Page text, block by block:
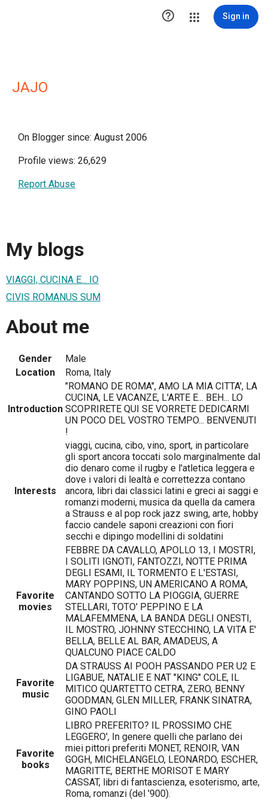
 Sign in
JAJO
On Blogger since: August 2006
Profile views: 26,629
Report Abuse
My blogs
VIAGGI, CUCINA E... IO
CIVIS ROMANUS SUM
About me
Gender
Male
Location
Roma, Italy
Introduction
"ROMANO DE ROMA", AMO LA MIA CITTA', LA
CUCINA, LE VACANZE, L'ARTE E... BEH... LO
SCOPRIRETE QUI SE VORRETE DEDICARMI
UN POCO DEL VOSTRO TEMPO... BENVENUTI
!
Interests
viaggi, cucina, cibo, vino, sport, in particolare
gli sport ancora toccati solo marginalmente dal
dio denaro come il rugby e l'atletica leggera e
dove i valori di lealtà e correttezza contano
ancora, libri dai classici latini e greci ai saggi e
romanzi moderni, musica da quella da camera
a Strauss e al pop rock jazz swing, arte, hobby
faccio candele saponi creazioni con fiori
secchi e dipingo modellini di soldatini
Favorite
movies
FEBBRE DA CAVALLO, APOLLO 13, I MOSTRI,
I SOLITI IGNOTI, FANTOZZI, NOTTE PRIMA
DEGLI ESAMI, IL TORMENTO E L'ESTASI,
MARY POPPINS, UN AMERICANO A ROMA,
CANTANDO SOTTO LA PIOGGIA, GUERRE
STELLARI, TOTO' PEPPINO E LA
MALAFEMMENA, LA BANDA DEGLI ONESTI,
IL MOSTRO, JOHNNY STECCHINO, LA VITA E'
BELLA, BELLE AL BAR, AMADEUS, A
QUALCUNO PIACE CALDO
Favorite
music
DA STRAUSS AI POOH PASSANDO PER U2 E
LIGABUE, NATALIE E NAT "KING" COLE, IL
MITICO QUARTETTO CETRA, ZERO, BENNY
GOODMAN, GLEN MILLER, FRANK SINATRA,
GINO PAOLI
Favorite
books
LIBRO PREFERITO? IL PROSSIMO CHE
LEGGERO', In genere quelli che parlano dei
miei pittori preferiti MONET, RENOIR, VAN
GOGH, MICHELANGELO, LEONARDO, ESCHER,
MAGRITTE, BERTHE MORISOT E MARY
CASSAT, libri di fantascienza, esoterismo, arte,
Roma, romanzi (del '900).